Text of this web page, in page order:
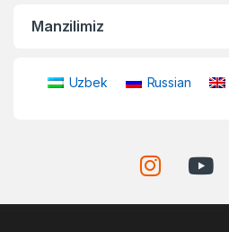
Manzilimiz
Uzbek Russian